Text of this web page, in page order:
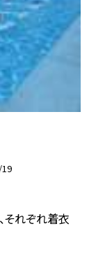
それぞれ着衣